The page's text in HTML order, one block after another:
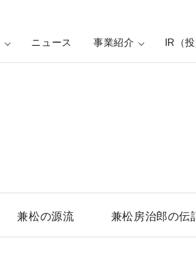
ニュース 事業紹介 IR（
兼松の源流 兼松房治郎の伝